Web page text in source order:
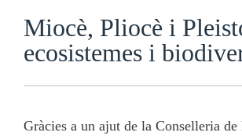
Miocè, Pliocè i
ecosistemes i
Gràcies a un ajut de la Conselleria de